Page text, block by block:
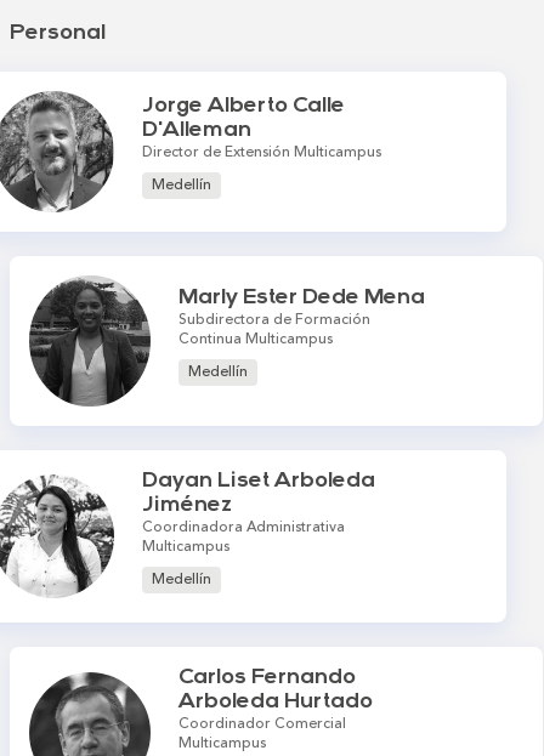
Personal
Jorge Alberto Calle
D'Alleman
Director de Extensión Multicampus
Medellín
Marly Ester Dede Mena
Subdirectora de Formación
Continua Multicampus
Medellín
Dayan Liset Arboleda
Jiménez
Coordinadora Administrativa
Multicampus
Medellín
Carlos Fernando
Arboleda Hurtado
Coordinador Comercial
Multicampus